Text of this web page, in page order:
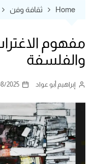
Home ثقافة وفن
مفهوم
والفلسفة
إبراهيم أبو عواد 2025